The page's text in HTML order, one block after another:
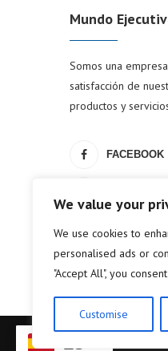
We value your
We use cookies to
personalised ads or
"Accept All", you
Customise
Mundo
Somos una
satisfacción de
productos y
FACEBOOK